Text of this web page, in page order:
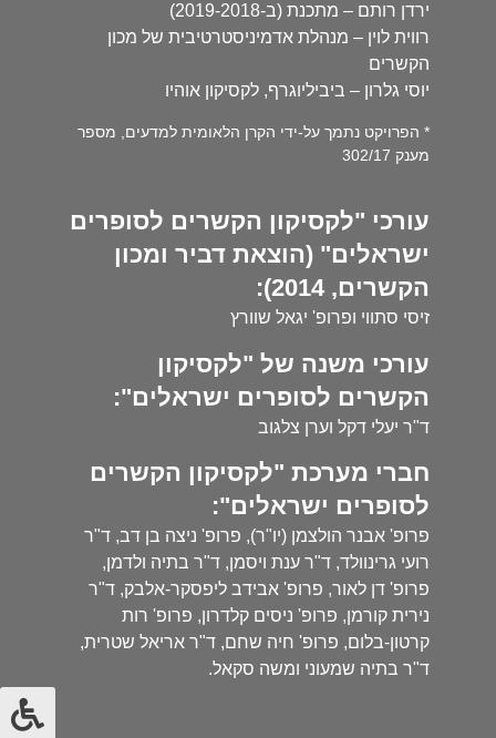
ירדן רותם – מתכנת (ב-2019-2018)
רווית לוין – מנהלת אדמיניסטרטיבית של מכון
הקשרים
יוסי גלרון – ביביליוגרף, לקסיקון אוהיו
* הפרויקט נתמך על-ידי הקרן הלאומית למדעים, מספר
מענק 302/17
עורכי "לקסיקון הקשרים לסופרים
ישראלים" (הוצאת דביר ומכון
הקשרים, 2014):
זיסי סתווי ופרופ' יגאל שוורץ
עורכי משנה של "לקסיקון
הקשרים לסופרים ישראלים":
ד"ר יעלי דקל וערן צלגוב
חברי מערכת "לקסיקון הקשרים
לסופרים ישראלים":
פרופ' אבנר הולצמן (יו"ר), פרופ' ניצה בן דב, ד"ר
רועי גרינוולד, ד"ר ענת ויסמן, ד"ר בתיה ולדמן,
פרופ' דן לאור, פרופ' אבידב ליפסקר-אלבק, ד"ר
נירית קורמן, פרופ' ניסים קלדרון, פרופ' רות
קרטון-בלום, פרופ' חיה שחם, ד"ר אריאל שטרית,
ד"ר בתיה שמעוני ומשה סקאל.